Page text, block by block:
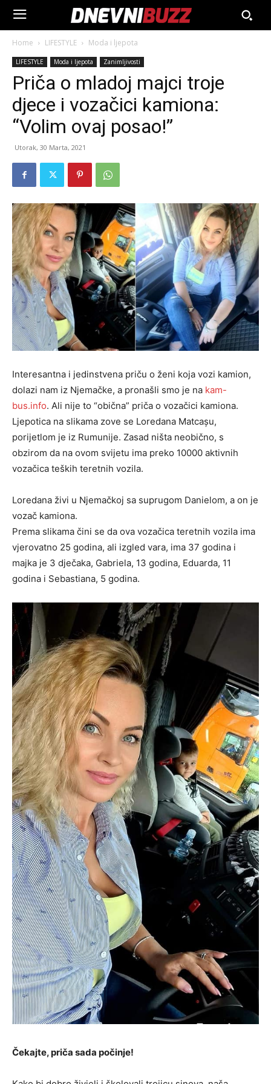
Home LIFESTYLE Moda i ljepota
LIFESTYLE Moda i ljepota Zanimljivosti
Priča o mladoj majci troje
djece i vozačici kamiona:
“Volim ovaj posao!”
Utorak, 30 Marta, 2021
Interesantna i jedinstvena priču o ženi koja vozi kamion,
dolazi nam iz Njemačke, a pronašli smo je na kam-
bus.info. Ali nije to “obična” priča o vozačici kamiona.
Ljepotica na slikama zove se Loredana Matcașu,
porijetlom je iz Rumunije. Zasad ništa neobično, s
obzirom da na ovom svijetu ima preko 10000 aktivnih
vozačica teških teretnih vozila.
Loredana živi u Njemačkoj sa suprugom Danielom, a on je
vozač kamiona.
Prema slikama čini se da ova vozačica teretnih vozila ima
vjerovatno 25 godina, ali izgled vara, ima 37 godina i
majka je 3 dječaka, Gabriela, 13 godina, Eduarda, 11
godina i Sebastiana, 5 godina.
Čekajte, priča sada počinje!